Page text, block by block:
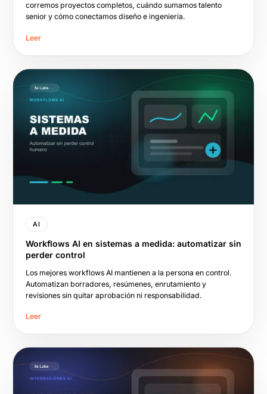
corremos proyectos completos, cuándo sumamos talento
senior y cómo conectamos diseño e ingeniería.
Leer
AI
Workflows AI en sistemas a medida: automatizar sin
perder control
Los mejores workflows AI mantienen a la persona en control.
Automatizan borradores, resúmenes, enrutamiento y
revisiones sin quitar aprobación ni responsabilidad.
Leer